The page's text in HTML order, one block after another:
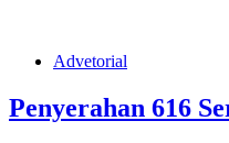
Advetorial
Penyerahan 616